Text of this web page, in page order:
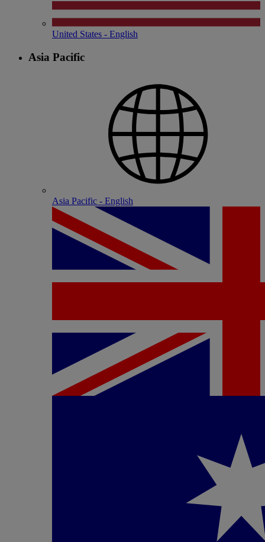
United States - English
Asia Pacific
Asia Pacific - English